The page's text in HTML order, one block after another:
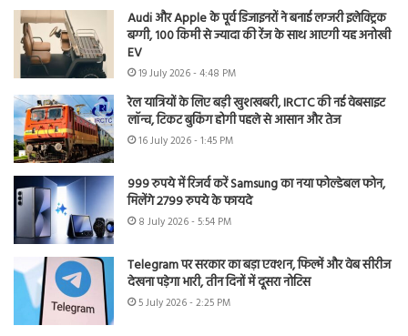
Audi और Apple के पूर्व डिजाइनरों ने बनाई लग्जरी इलेक्ट्रिक
बग्गी, 100 किमी से ज्यादा की रेंज के साथ आएगी यह अनोखी
EV
19 July 2026 - 4:48 PM
रेल यात्रियों के लिए बड़ी खुशखबरी, IRCTC की नई वेबसाइट
लॉन्च, टिकट बुकिंग होगी पहले से आसान और तेज
16 July 2026 - 1:45 PM
999 रुपये में रिजर्व करें Samsung का नया फोल्डेबल फोन,
मिलेंगे 2799 रुपये के फायदे
8 July 2026 - 5:54 PM
Telegram पर सरकार का बड़ा एक्शन, फिल्में और वेब सीरीज
देखना पड़ेगा भारी, तीन दिनों में दूसरा नोटिस
5 July 2026 - 2:25 PM